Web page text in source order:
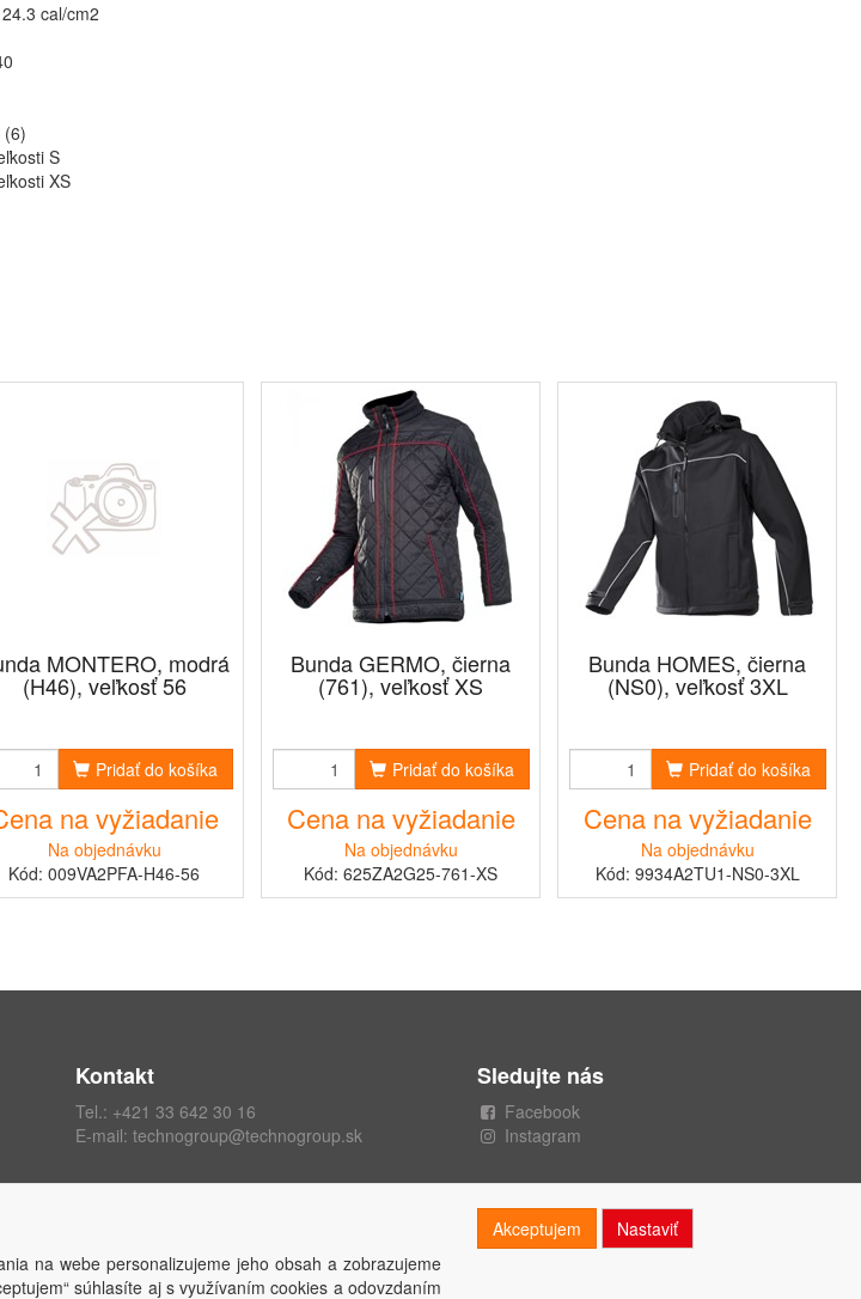
cal/cm2
(6)
S
XS
MONTERO, modrá
(H46), veľkosť 56
Pridať do košíka
na vyžiadanie
Na objednávku
Kód: 009VA2PFA-H46-56
Bunda GERMO, čierna
(761), veľkosť XS
Pridať do košíka
Cena na vyžiadanie
Na objednávku
Kód: 625ZA2G25-761-XS
Bunda HOMES, čierna
(NS0), veľkosť 3XL
Pridať do košíka
Cena na vyžiadanie
Na objednávku
Kód: 9934A2TU1-NS0-3XL
Kontakt
Tel.: +421 33 642 30 16
E-mail: technogroup@technogroup.sk
Sledujte nás
Facebook
Instagram
na webe personalizujeme jeho obsah a zobrazujeme
súhlasíte aj s využívaním cookies a odovzdaním
Akceptujem Nastaviť